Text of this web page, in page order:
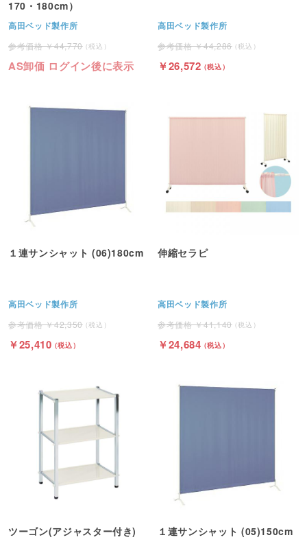
170・180cm）
高田ベッド製作所
44,770
AS卸価 ログイン後に表示
高田ベッド製作所
44,286
26,572
１連サンシャット (06)180cm
高田ベッド製作所
42,350
25,410
伸縮セラピ
高田ベッド製作所
41,140
24,684
ツーゴン(アジャスター付き) １連サンシャット (05)150cm